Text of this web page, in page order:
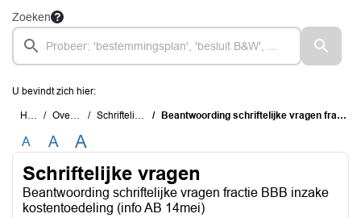
Zoeken
U bevindt zich hier:
Home Overzichten Schriftelijke vragen Beantwoording schriftelijke vragen fractie BBB inzake kostentoedeling (info AB 14mei)
A A A
Schriftelijke vragen
Beantwoording schriftelijke vragen fractie BBB inzake
kostentoedeling (info AB 14mei)